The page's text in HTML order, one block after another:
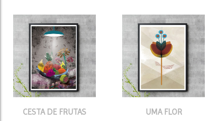
CESTA DE FRUTAS UMA FLOR